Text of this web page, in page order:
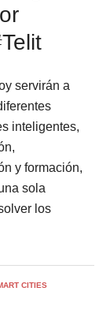
servirán a
inteligentes,
y formación,
sola
los
CITIES